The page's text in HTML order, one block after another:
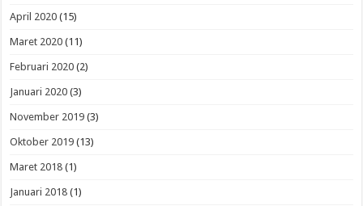
April 2020 (15)
Maret 2020 (11)
Februari 2020 (2)
Januari 2020 (3)
November 2019 (3)
Oktober 2019 (13)
Maret 2018 (1)
Januari 2018 (1)